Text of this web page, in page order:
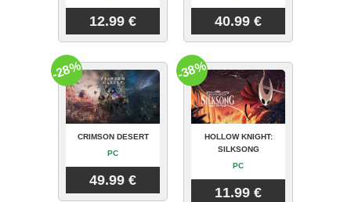
12.99 € 40.99 €
CRIMSON DESERT
PC
49.99 €
-28%
HOLLOW KNIGHT:
SILKSONG
PC
11.99 €
-38%